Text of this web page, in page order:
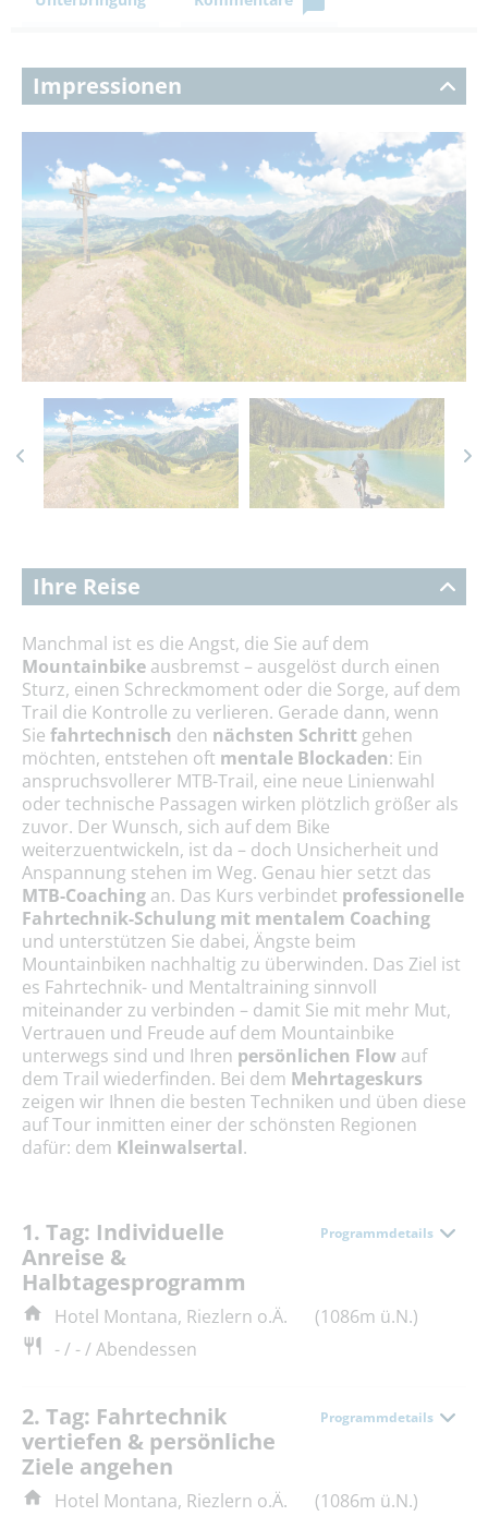
Impressionen
Ihre Reise
Manchmal ist es die Angst, die Sie auf dem
Mountainbike ausbremst – ausgelöst durch einen
Sturz, einen Schreckmoment oder die Sorge, auf dem
Trail die Kontrolle zu verlieren. Gerade dann, wenn
Sie fahrtechnisch den nächsten Schritt gehen
möchten, entstehen oft mentale Blockaden: Ein
anspruchsvollerer MTB-Trail, eine neue Linienwahl
oder technische Passagen wirken plötzlich größer als
zuvor. Der Wunsch, sich auf dem Bike
weiterzuentwickeln, ist da – doch Unsicherheit und
Anspannung stehen im Weg. Genau hier setzt das
MTB-Coaching an. Das Kurs verbindet professionelle
Fahrtechnik-Schulung mit mentalem Coaching
und unterstützen Sie dabei, Ängste beim
Mountainbiken nachhaltig zu überwinden. Das Ziel ist
es Fahrtechnik- und Mentaltraining sinnvoll
miteinander zu verbinden – damit Sie mit mehr Mut,
Vertrauen und Freude auf dem Mountainbike
unterwegs sind und Ihren persönlichen Flow auf
dem Trail wiederfinden. Bei dem Mehrtageskurs
zeigen wir Ihnen die besten Techniken und üben ­diese
auf Tour inmitten einer der schönsten Regionen
dafür: dem Kleinwalsertal.
1. Tag: Individuelle
Anreise &
Halbtagesprogramm
Programmdetails
Hotel Montana, Riezlern o.Ä.
(1086m ü.N.)
- / - / Abendessen
2. Tag: Fahrtechnik
vertiefen & persönliche
Ziele angehen
Programmdetails
Hotel Montana, Riezlern o.Ä.
(1086m ü.N.)